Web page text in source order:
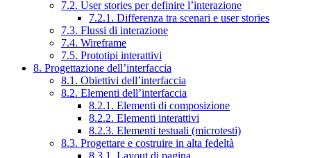
7.2. User stories per definire l’interazione
7.2.1. Differenza tra scenari e user stories
7.3. Flussi di interazione
7.4. Wireframe
7.5. Prototipi interattivi
8. Progettazione dell’interfaccia
8.1. Obiettivi dell’interfaccia
8.2. Elementi dell’interfaccia
8.2.1. Elementi di composizione
8.2.2. Elementi interattivi
8.2.3. Elementi testuali (microtesti)
8.3. Progettare e costruire in alta fedeltà
8.3.1. Layout di pagina